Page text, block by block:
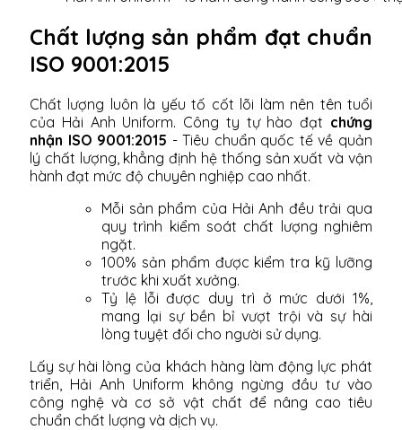
Chất lượng sản phẩm đạt chuẩn
ISO 9001:2015
Chất lượng luôn là yếu tố cốt lõi làm nên tên tuổi
của Hải Anh Uniform. Công ty tự hào đạt chứng
nhận ISO 9001:2015 - Tiêu chuẩn quốc tế về quản
lý chất lượng, khẳng định hệ thống sản xuất và vận
hành đạt mức độ chuyên nghiệp cao nhất.
Mỗi sản phẩm của Hải Anh đều trải qua
quy trình kiểm soát chất lượng nghiêm
ngặt.
100% sản phẩm được kiểm tra kỹ lưỡng
trước khi xuất xưởng.
Tỷ lệ lỗi được duy trì ở mức dưới 1%,
mang lại sự bền bỉ vượt trội và sự hài
lòng tuyệt đối cho người sử dụng.
Lấy sự hài lòng của khách hàng làm động lực phát
triển, Hải Anh Uniform không ngừng đầu tư vào
công nghệ và cơ sở vật chất để nâng cao tiêu
chuẩn chất lượng và dịch vụ.